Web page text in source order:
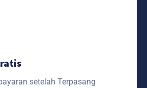
setelah Terpasang